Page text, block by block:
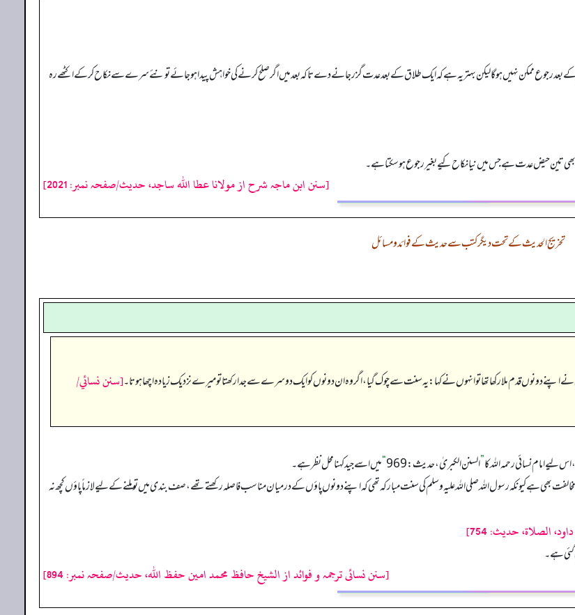
رجوع ممکن نہیں ہوگا لیکن بہتر یہ ہے کہ ایک طلاق کے بعد عدت گزر جانے دے تاکہ بعد میں اگر صلح کرنے کی خواہش پیدا ہوجائے تو نئے سرے سے نکاح کرکے اکٹھے رہ
تین حیض عدت ہے جس میں نیا نکاح کیے بغیر رجوع ہوسکتا ہے۔
[سنن ابن ماجہ شرح از مولانا عطا الله ساجد، حدیث/صفحہ نمبر: 2021]
تخریج الحدیث کے تحت دیگر کتب سے حدیث کے فوائد و مسائل
دونوں قدم ملا رکھا تھا تو انہوں نے کہا: یہ سنت سے چوک گیا، اگر وہ ان دونوں کو ایک دوسرے سے جدا رکھتا تو میرے نزدیک زیادہ اچھا ہوتا۔[سنن نسائي/
امام نسائی رحمہ اللہ کا”السنن الکبریٰ، حدیث: 969 “میں اسے جید کہنا محل نظر ہے۔
بھی ہے کیونکہ رسول اللہ صلی اللہ علیہ وسلم کی سنت مبارکہ تھی کہ اپنے دونوں پاؤں کے درمیان مناسب فاصلہ رکھتے تھے، صف بندی میں تو ملنے کے لیے لازماً پاؤں کچھ نہ
الصلاة، حدیث: 754]
گئی ہے۔
[سنن نسائی ترجمہ و فوائد از الشیخ حافظ محمد امین حفظ اللہ، حدیث/صفحہ نمبر: 894]